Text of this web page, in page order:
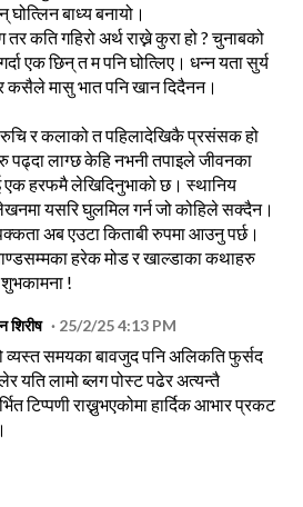
बाध्य बनायो।
कति गहिरो अर्थ राख्ने कुरा हो ? चुनाबको
एक छिन् त म पनि घोत्लिए। धन्न यता सुर्य
कसैले मासु भात पनि खान दिदैनन।
रुचि र कलाको त पहिलादेखिकै प्रसंसक हो
पढ्दा लाग्छ केहि नभनी तपाइले जीवनका
एक हरफमै लेखिदिनुभाको छ। स्थानिय
यसरि घुलमिल गर्न जो कोहिले सक्दैन।
अब एउटा किताबी रुपमा आउनु पर्छ।
हरेक मोड र खाल्डाका कथाहरु
!
शिरीष 25/2/25 4:13 PM
व्यस्त समयका बावजुद पनि अलिकति फुर्सद
यति लामो ब्लग पोस्ट पढेर अत्यन्तै
टिप्पणी राख्नुभएकोमा हार्दिक आभार प्रकट